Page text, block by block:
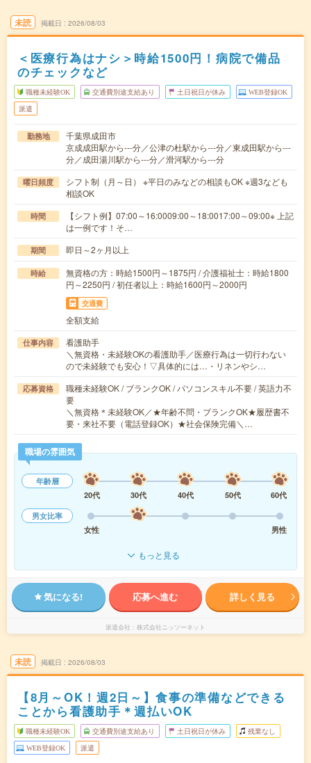
未読 掲載日 2026/08/03
＜医療行為はナシ＞時給1500円！病院で備品
のチェックなど
職種未経験OK 交通費別途支給あり 土日祝日が休み WEB登録OK
派遣
勤務地
千葉県成田市
京成成田駅から---分／公津の杜駅から---分／東成田駅から---
分／成田湯川駅から---分／滑河駅から---分
曜日頻度
シフト制（月～日） ※平日のみなどの相談もOK ※週3なども
相談OK
時間
【シフト例】07:00～16:0009:00～18:0017:00～09:00※ 上記
は一例です！そ…
期間 即日～2ヶ月以上
時給
無資格の方：時給1500円～1875円 / 介護福祉士：時給1800
円～2250円 / 初任者以上：時給1600円～2000円
交通費
全額支給
仕事内容
看護助手
＼無資格・未経験OKの看護助手／医療行為は一切行わない
ので未経験でも安心！▽具体的には…・リネンやシ…
応募資格
職種未経験OK / ブランクOK / パソコンスキル不要 / 英語力不
要
＼無資格＊未経験OK／★年齢不問・ブランクOK★履歴書不
要・来社不要（電話登録OK）★社会保険完備＼…
職場の雰囲気
年齢層
20代
30代 40代 50代
60代
男女比率
女性
男性
もっと見る
気になる! 応募へ進む 詳しく見る
派遣会社 株式会社ニッソーネット
未読 掲載日 2026/08/03
【8月～OK！週2日～】食事の準備などできる
ことから看護助手＊週払いOK
職種未経験OK 交通費別途支給あり 土日祝日が休み 残業なし
WEB登録OK 派遣